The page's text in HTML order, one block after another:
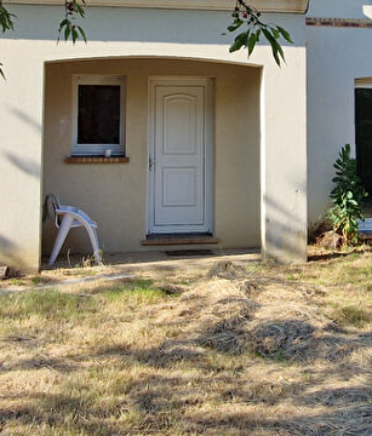
comprenant au rez-de-chaussée : entrée
wc avec lave -mains, garage. A l'étage :
une suite parentale avec salle de bain
chaleur.